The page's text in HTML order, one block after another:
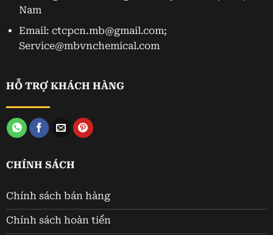
Nam
Email: ctcpcn.mb@gmail.com;
Service@mbvnchemical.com
HỖ TRỢ KHÁCH HÀNG
CHÍNH SÁCH
Chính sách bán hàng
Chính sách hoàn tiền